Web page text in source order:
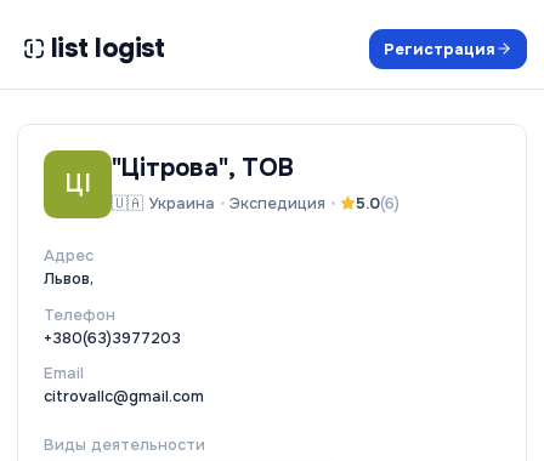
list logist Регистрация
ЦІ
"Цітрова", ТОВ
🇺🇦 Украина • Экспедиция • 5.0(6)
Адрес
Львов,
Телефон
+380(63)3977203
Email
citrovallc@gmail.com
Виды деятельности